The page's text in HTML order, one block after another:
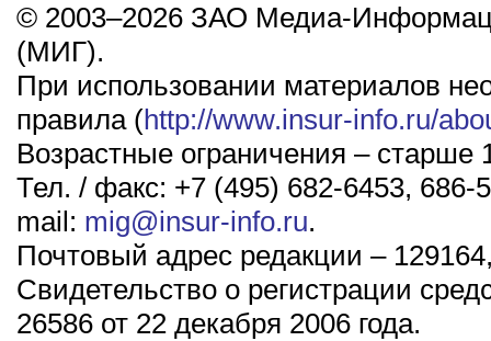
© 2003–2026 ЗАО Медиа-
(МИГ).
При использовании материалов
правила (http://www.insur-info.ru/
Возрастные ограничения – старше
Тел. / факс: +7 (495) 682-6453, 686-
mail: mig@insur-info.ru.
Почтовый адрес редакции –
Свидетельство о регистрации
26586 от 22 декабря 2006 года.